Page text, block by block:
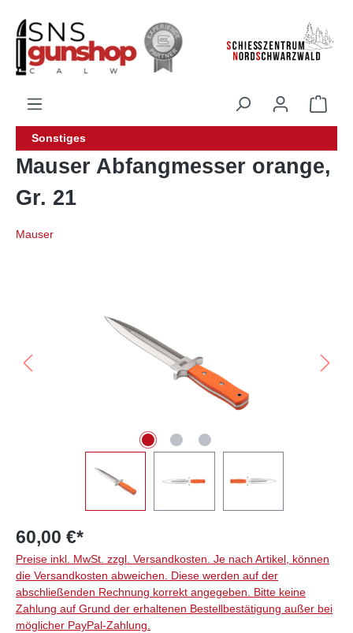
springen
Sonstiges
Mauser Abfangmesser orange,
Gr. 21
Mauser
60,00 €*
Preise inkl. MwSt. zzgl. Versandkosten. Je nach Artikel, können
die Versandkosten abweichen. Diese werden auf der
abschließenden Rechnung korrekt angegeben. Bitte keine
Zahlung auf Grund der erhaltenen Bestellbestätigung außer bei
möglicher PayPal-Zahlung.